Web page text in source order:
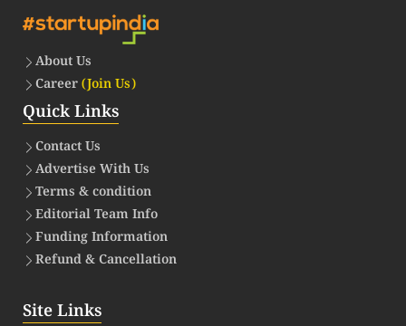
About Us
Career(Join Us)
Quick Links
Contact Us
Advertise With Us
Terms & condition
Editorial Team Info
Funding Information
Refund & Cancellation
Site Links